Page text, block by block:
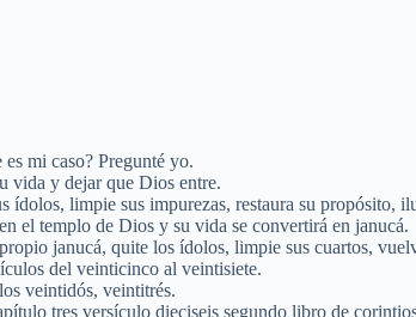
mi caso? Pregunté yo.
vida y dejar que Dios entre.
ídolos, limpie sus impurezas, restaura su
el templo de Dios y su vida se convertirá en janucá.
janucá, quite los ídolos, limpie sus cuartos,
del veinticinco al veintisiete.
veintidós, veintitrés.
tres versículo dieciseis segundo libro de